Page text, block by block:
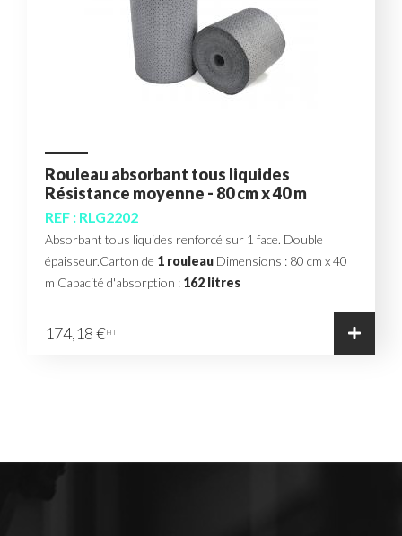
Rouleau absorbant tous liquides
Résistance moyenne - 80 cm x 40 m
REF : RLG2202
Absorbant tous liquides renforcé sur 1 face. Double
épaisseur.Carton de 1 rouleau Dimensions : 80 cm x 40
m Capacité d'absorption : 162 litres
174,18 €HT